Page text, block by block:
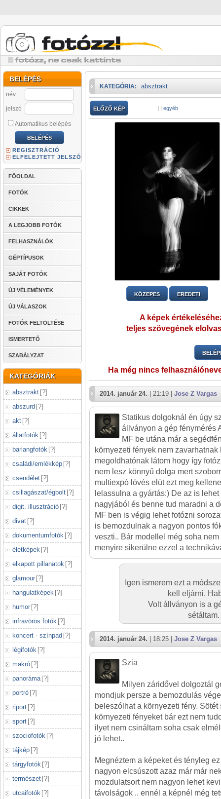
BELÉPÉS
név
jelszó
Automatikus belépés
REGISZTRÁCIÓ
ELFELEJTETT JELSZÓ
FŐOLDAL
FOTÓK
CIKKEK
A LEGJOBB FOTÓK
FELHASZNÁLÓK
GÉPTÍPUSOK
SAJÁT FOTÓK
ÚJ VÉLEMÉNYEK
ÚJ VÁLASZOK
FOTÓK FELTÖLTÉSE
ISMERTETŐ
SZABÁLYZAT
KATEGÓRIÁK
absztrakt [?]
abszurd [?]
akt [?]
állatfotók [?]
barlangfotók [?]
családi/emlékkép [?]
csendélet [?]
csillagászat/égbolt [?]
digit. illusztráció [?]
divat [?]
dokumentumfotók [?]
életképek [?]
elkapott pillanatok [?]
glamour [?]
hangulatképek [?]
humor [?]
infravörös fotók [?]
koncert - színpad [?]
légifotók [?]
makró [?]
panoráma [?]
portré [?]
riport [?]
sport [?]
szociofotók [?]
tájkép [?]
tárgyfotók [?]
természet [?]
utcaifotók [?]
KATEGÓRIA: absztrakt
ELŐZŐ KÉP | | egyéb
KÖZEPES EREDETI
A képek
teljes szövegének
Ha még nincs
2014. január 24. | 21:19 | Jose Z Vargas
Statikus dolgoknál én úgy
állványon a gép fénymérés
MF be utána már a
környezeti fények nem
megoldhatónak látom hogy így
nem lesz könnyű dolga mert
multiexpó lövés elüt ezt meg
lelassulna a gyártás:) De az is
nagyjából és benne tud maradni a
MF ben is végig lehet fotózni
is bemozdulnak a nagyon pontos
veszti.. Bár modellel még soha
menyire sikerülne ezzel a
Igen ismerem ezt a
kell eljárni.
Volt állványon is a
2014. január 24. | 18:25 | Jose Z Vargas
Szia
Milyen záridővel dolgoztál
mondjuk persze a bemozdulás
beleszólhat a környezeti fény.
környezeti fényeket bár ezt nem
ilyet nem csináltam soha csak
jó lehet..
Megnéztem a képeket és tényleg
nagyon elcsúszott azaz már már
mozdulatsort nem nagyon lehet
távolságok .. ennél a képnél még